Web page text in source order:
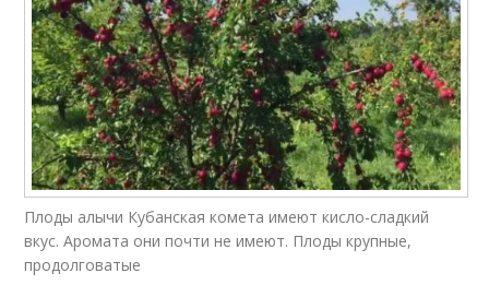
Плоды алычи Кубанская комета имеют кисло-сладкий
вкус. Аромата они почти не имеют. Плоды крупные,
продолговатые